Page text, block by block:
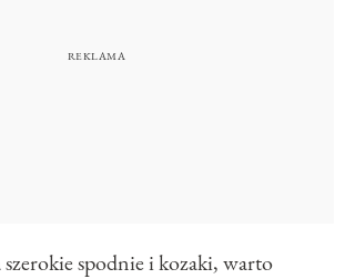
spodnie i kozaki, warto